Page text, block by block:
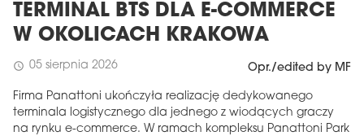
TERMINAL BTS DLA E-COMMERCE
W OKOLICACH KRAKOWA
schedule 05 sierpnia 2026 Opr./edited by MF
Firma Panattoni ukończyła realizację dedykowanego
terminala logistycznego dla jednego z wiodących graczy
na rynku e-commerce. W ramach kompleksu Panattoni Park